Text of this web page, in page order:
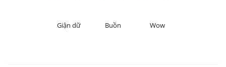
Giận dữ Buồn Wow